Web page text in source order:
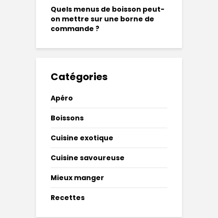
Quels menus de boisson peut-
on mettre sur une borne de
commande ?
Catégories
Apéro
Boissons
Cuisine exotique
Cuisine savoureuse
Mieux manger
Recettes